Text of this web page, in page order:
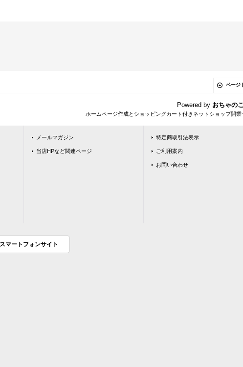
ページ
Powered by おちゃの
ホームページ作成とショッピングカート付きネットショップ開業
メールマガジン
当店HPなど関連ページ
特定商取引法表示
ご利用案内
お問い合わせ
スマートフォンサイト